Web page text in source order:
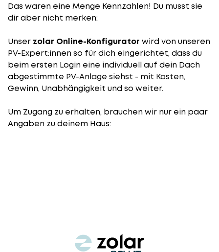
Das waren eine Menge Kennzahlen! Du musst sie
dir aber nicht merken:
Unser zolar Online-Konfigurator wird von unseren
PV-Expert:innen so für dich eingerichtet, dass du
beim ersten Login eine individuell auf dein Dach
abgestimmte PV-Anlage siehst - mit Kosten,
Gewinn, Unabhängigkeit und so weiter.
Um Zugang zu erhalten, brauchen wir nur ein paar
Angaben zu deinem Haus: